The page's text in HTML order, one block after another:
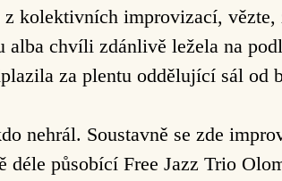
kolektivních improvizací,
chvíli zdánlivě ležela na
za plentu oddělující sál od
nehrál. Soustavně se zde
déle působící Free Jazz Trio